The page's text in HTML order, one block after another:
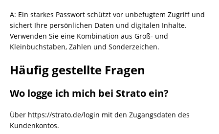
A: Ein starkes Passwort schützt vor unbefugtem Zugriff und
sichert Ihre persönlichen Daten und digitalen Inhalte.
Verwenden Sie eine Kombination aus Groß- und
Kleinbuchstaben, Zahlen und Sonderzeichen.
Häufig gestellte Fragen
Wo logge ich mich bei Strato ein?
Über https://strato.de/login mit den Zugangsdaten des
Kundenkontos.